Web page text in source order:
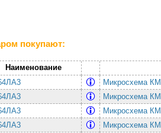
покупают:
Наименование
Микросхема
Микросхема
Микросхема
Микросхема